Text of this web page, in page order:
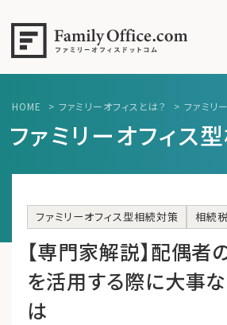
初めての方へ
エキスパート一覧
無料講座
コラム
利用者の声
HOME > ファミリーオフィスとは？ > ファミリ
ファミリーオフィス
ファミリーオフィス型相続対策 相続税
【専門家解説】配偶者
を活用する際に大事な
は